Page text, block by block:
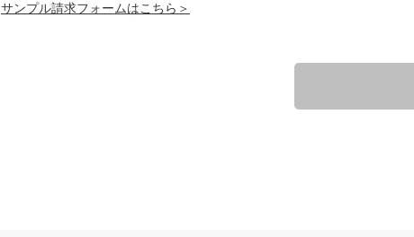
サンプル請求フォームはこちら＞